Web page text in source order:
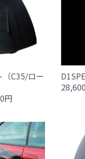
C35/ロー
円